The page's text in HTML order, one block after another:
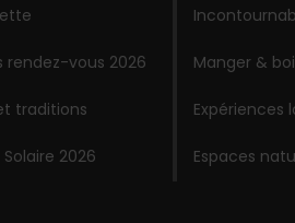
rendez-vous 2026
traditions
Solaire 2026
Manger &
Expériences
Espaces